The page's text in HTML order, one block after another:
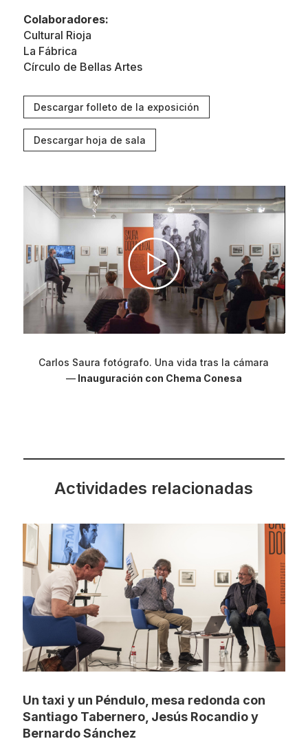
Colaboradores:
Cultural Rioja
La Fábrica
Círculo de Bellas Artes
Descargar folleto de la exposición
Descargar hoja de sala
Carlos Saura fotógrafo. Una vida tras la cámara
—Inauguración con Chema Conesa
Actividades relacionadas
Un taxi y un Péndulo, mesa redonda con
Santiago Tabernero, Jesús Rocandio y
Bernardo Sánchez